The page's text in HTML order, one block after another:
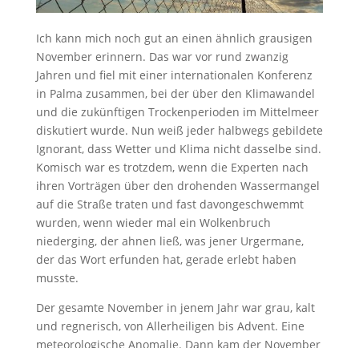
Ich kann mich noch gut an einen ähnlich grausigen
November erinnern. Das war vor rund zwanzig
Jahren und fiel mit einer internationalen Konferenz
in Palma zusammen, bei der über den Klimawandel
und die zukünftigen Trockenperioden im Mittelmeer
diskutiert wurde. Nun weiß jeder halbwegs gebildete
Ignorant, dass Wetter und Klima nicht dasselbe sind.
Komisch war es trotzdem, wenn die Experten nach
ihren Vorträgen über den drohenden Wassermangel
auf die Straße traten und fast davongeschwemmt
wurden, wenn wieder mal ein Wolkenbruch
niederging, der ahnen ließ, was jener Urgermane,
der das Wort erfunden hat, gerade erlebt haben
musste.
Der gesamte November in jenem Jahr war grau, kalt
und regnerisch, von Allerheiligen bis Advent. Eine
meteorologische Anomalie. Dann kam der November